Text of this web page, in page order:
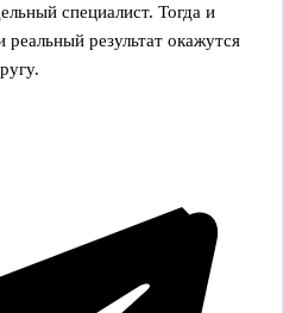
специалист. Тогда и
результат окажутся